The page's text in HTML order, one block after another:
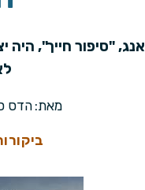
"סיפור חייך",
מאת: הדס